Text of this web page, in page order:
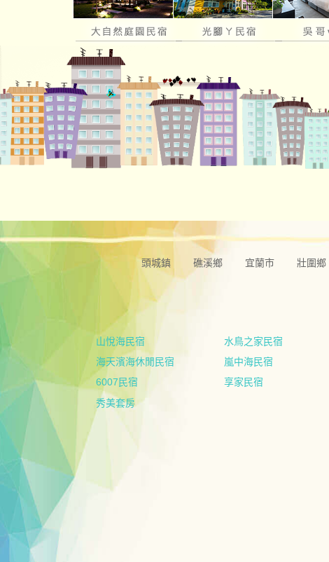
頭城鎮 礁溪鄉 宜蘭市 壯圍鄉
山悅海民宿 水鳥之家民宿
海天濱海休閒民宿
嵐中海民宿
6007民宿
享家民宿
秀美套房